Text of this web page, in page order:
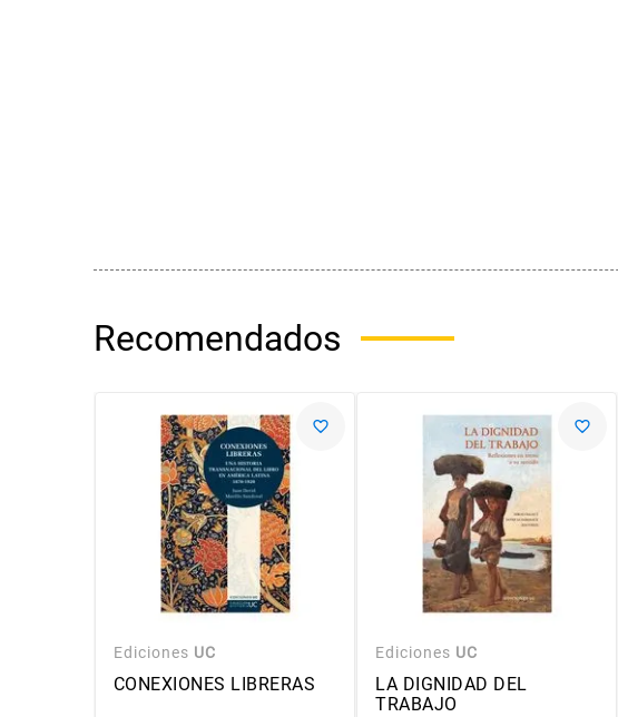
Recomendados
Ediciones UC
CONEXIONES LIBRERAS
Ediciones UC
LA DIGNIDAD DEL
TRABAJO